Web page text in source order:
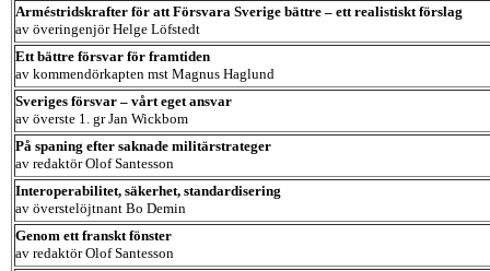
Arméstridskrafter för att Försvara Sverige bättre – ett realistiskt förslag
av överingenjör Helge Löfstedt
Ett bättre försvar för framtiden
av kommendörkapten mst Magnus Haglund
Sveriges försvar – vårt eget ansvar
av överste 1. gr Jan Wickbom
På spaning efter saknade militärstrateger
av redaktör Olof Santesson
Interoperabilitet, säkerhet, standardisering
av överstelöjtnant Bo Demin
Genom ett franskt fönster
av redaktör Olof Santesson